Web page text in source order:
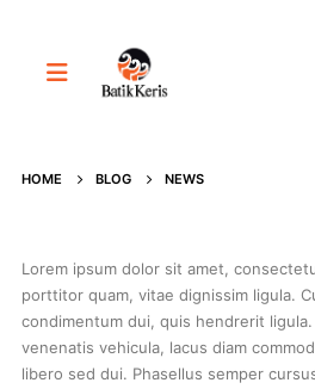
HOME BLOG NEWS
Lorem ipsum dolor sit amet,
porttitor quam, vitae dignissim ligula.
condimentum dui, quis hendrerit
venenatis vehicula, lacus diam
libero sed dui. Phasellus semper